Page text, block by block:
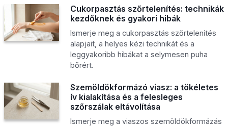
Cukorpasztás szőrtelenítés: technikák
kezdőknek és gyakori hibák
Ismerje meg a cukorpasztás szőrtelenítés
alapjait, a helyes kézi technikát és a
leggyakoribb hibákat a selymesen puha
bőrért.
Szemöldökformázó viasz: a tökéletes
ív kialakítása és a felesleges
szőrszálak eltávolítása
Ismerje meg a viaszos szemöldökformázás